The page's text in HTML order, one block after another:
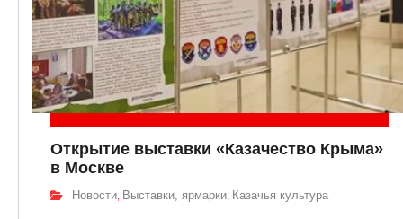
Открытие выставки «Казачество Крыма»
в Москве
Новости, Выставки, ярмарки, Казачья культура